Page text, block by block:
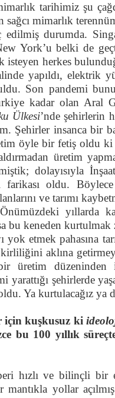
tarihimiz şu
sağcı mimarlık
durumda.
York’u belki de
isteyen herkes
yapıldı, elektrik
Son pandemi
kadar olan Aral
Ülkesi’nde şehirlerin
Şehirler insanca bir
öyle bir fetiş oldu ki
üretim
dolayısıyla
oldu.
ve tarımı
yıllarda
bu keneden kurtulmak
etmek pahasına
aklına
üretim düzeninden
şehirlerde
Ya kurtulacağız ya
için kuşkusuz ki
bu 100 yıllık
hızlı ve bilinçli bir
yollar